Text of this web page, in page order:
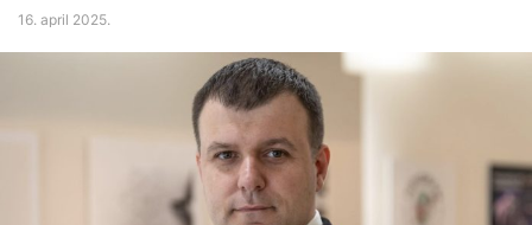
16. april 2025.